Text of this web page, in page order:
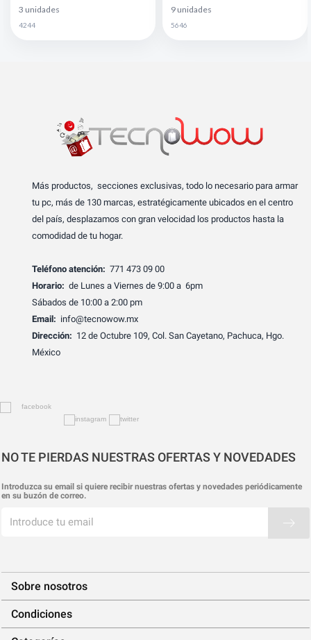
3 unidades
4244
9 unidades
5646
Más productos, secciones exclusivas, todo lo necesario para armar
tu pc, más de 130 marcas, estratégicamente ubicados en el centro
del país, desplazamos con gran velocidad los productos hasta la
comodidad de tu hogar.
Teléfono atención: 771 473 09 00
Horario: de Lunes a Viernes de 9:00 a 6pm
Sábados de 10:00 a 2:00 pm
Email: info@tecnowow.mx
Dirección: 12 de Octubre 109, Col. San Cayetano, Pachuca, Hgo.
México
NO TE PIERDAS NUESTRAS OFERTAS Y NOVEDADES
Introduzca su email si quiere recibir nuestras ofertas y novedades periódicamente
en su buzón de correo.
Sobre nosotros
Condiciones